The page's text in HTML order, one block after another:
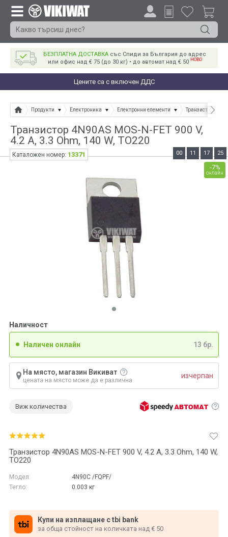
БЕЗПЛАТНА ДОСТАВКА със Спиди за България до адрес
или офис над € 75 (до 30 кг) • до автомат над € 50 НОВО
Цените са с включен ДДС
Продукти Електроника Електронни елементи Транзистори
Транзистор 4N90AS MOS-N-FET 900 V,
4.2 A, 3.3 Ohm, 140 W, TO220
Транзистор 4N90AS MOS-N-FET 900 V, 4.2 A, 3.3 Ohm, 140 W,
TO220
Модел:
4N90C /FQPF/
Тегло:
0.003 кг
Купи на изплащане с tbi bank
за обща стойност на количката над € 50
Наличност
Наличен онлайн 13 бр.
На място, магазин Викиват
цената на място може да е различна
изчерпан
Виж количества
-7%
онлайн
00 11 17 25
Каталожен номер: 13371